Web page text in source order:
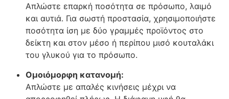
Απλώστε επαρκή ποσότητα σε πρόσωπο, λαιμό
και αυτιά. Για σωστή προστασία, χρησιμοποιήστε
ποσότητα ίση με δύο γραμμές προϊόντος στο
δείκτη και στον μέσο ή περίπου μισό κουταλάκι
του γλυκού για το πρόσωπο.
Ομοιόμορφη κατανομή:
Απλώστε με απαλές κινήσεις μέχρι να